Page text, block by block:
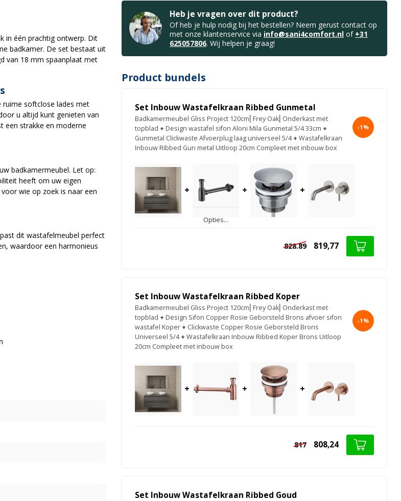
in één prachtig ontwerp. Dit
badkamer. De set bestaat uit
van 18 mm spaanplaat met
ruime softclose lades met
u altijd kunt genieten van
een strakke en moderne
badkamermeubel. Let op:
heeft om uw eigen
wie op zoek is naar een
dit wastafelmeubel perfect
waardoor een harmonieus
Heb je vragen over dit product?
Of heb je hulp nodig bij het bestellen? Neem gerust contact op
met onze klantenservice via info@sani4comfort.nl of +31
625057806. Wij helpen je graag!
Product bundels
Set Inbouw Wastafelkraan Ribbed Gunmetal
Badkamermeubel Gliss Project 120cm⎢Frey Oak⎢Onderkast met
topblad + Design wastafel sifon Aloni Mila Gunmetal 5/4 33cm +
Gunmetal Clickwaste Afvoerplug laag universeel 5/4 + Wastafelkraan
Inbouw Ribbed Gun metal Uitloop 20cm Compleet met inbouw box
-1%
+
Opties...
+ +
828.89 819,77
Set Inbouw Wastafelkraan Ribbed Koper
Badkamermeubel Gliss Project 120cm⎢Frey Oak⎢Onderkast met
topblad + Design Sifon Copper Rosie Geborsteld Brons afvoer sifon
wastafel Koper + Clickwaste Copper Rosie Geborsteld Brons
Universeel 5/4 + Wastafelkraan Inbouw Ribbed Koper Brons Uitloop
20cm Compleet met inbouw box
-1%
+ + +
817 808,24
Set Inbouw Wastafelkraan Ribbed Goud